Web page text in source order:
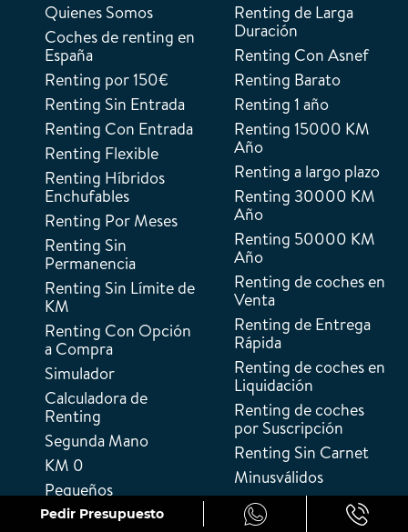
Quienes Somos
Coches de renting en
España
Renting por 150€
Renting Sin Entrada
Renting Con Entrada
Renting Flexible
Renting Híbridos
Enchufables
Renting Por Meses
Renting Sin
Permanencia
Renting Sin Límite de
KM
Renting Con Opción
a Compra
Simulador
Calculadora de
Renting
Segunda Mano
KM 0
Pequeños
Renting de Larga
Duración
Renting Con Asnef
Renting Barato
Renting 1 año
Renting 15000 KM
Año
Renting a largo plazo
Renting 30000 KM
Año
Renting 50000 KM
Año
Renting de coches en
Venta
Renting de Entrega
Rápida
Renting de coches en
Liquidación
Renting de coches
por Suscripción
Renting Sin Carnet
Minusválidos
Empresas de Renting
Twipo
Pedir Presupuesto